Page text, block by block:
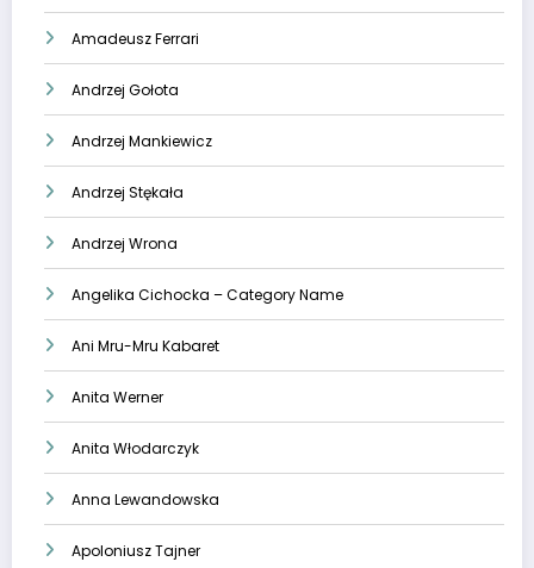
Amadeusz Ferrari
Andrzej Gołota
Andrzej Mankiewicz
Andrzej Stękała
Andrzej Wrona
Angelika Cichocka – Category Name
Ani Mru-Mru Kabaret
Anita Werner
Anita Włodarczyk
Anna Lewandowska
Apoloniusz Tajner